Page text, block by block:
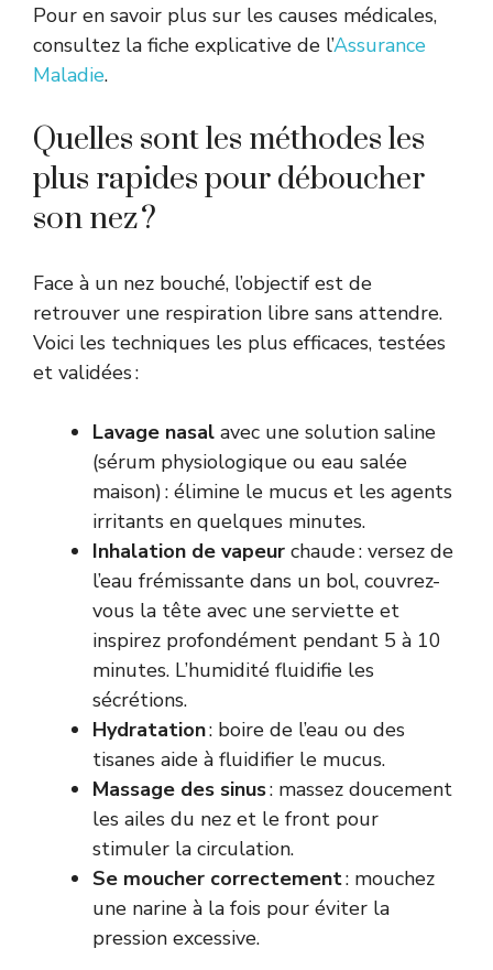
Pour en savoir plus sur les causes médicales,
consultez la fiche explicative de l’Assurance
Maladie.
Quelles sont les méthodes les
plus rapides pour déboucher
son nez ?
Face à un nez bouché, l’objectif est de
retrouver une respiration libre sans attendre.
Voici les techniques les plus efficaces, testées
et validées :
Lavage nasal avec une solution saline
(sérum physiologique ou eau salée
maison) : élimine le mucus et les agents
irritants en quelques minutes.
Inhalation de vapeur chaude : versez de
l’eau frémissante dans un bol, couvrez-
vous la tête avec une serviette et
inspirez profondément pendant 5 à 10
minutes. L’humidité fluidifie les
sécrétions.
Hydratation: boire de l’eau ou des
tisanes aide à fluidifier le mucus.
Massage des sinus: massez doucement
les ailes du nez et le front pour
stimuler la circulation.
Se moucher correctement: mouchez
une narine à la fois pour éviter la
pression excessive.